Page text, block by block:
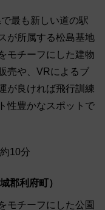
最も新しい道の駅
が所属する松島基地
モチーフにした建物
売や、VRによるブ
が良ければ飛行訓練
性豊かなスポットで
10分
郡利府町）
モチーフにした公園